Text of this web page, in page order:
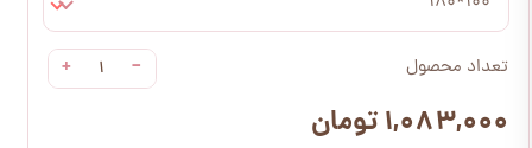
تعداد محصول −
+
۱,۰۸۳,۰۰۰ تومان